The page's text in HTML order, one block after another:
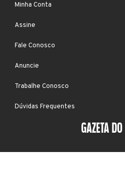
Minha Conta
Assine
Fale Conosco
Anuncie
Trabalhe Conosco
Dúvidas Frequentes